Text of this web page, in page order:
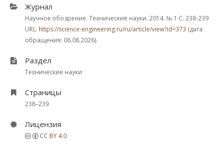
Журнал
Научное обозрение. Технические науки. 2014. № 1 С. 238-239
URL: https://science-engineering.ru/ru/article/view?id=373 (дата
обращения: 06.08.2026).
Раздел
Технические науки
Страницы
238–239
Лицензия
CC BY 4.0